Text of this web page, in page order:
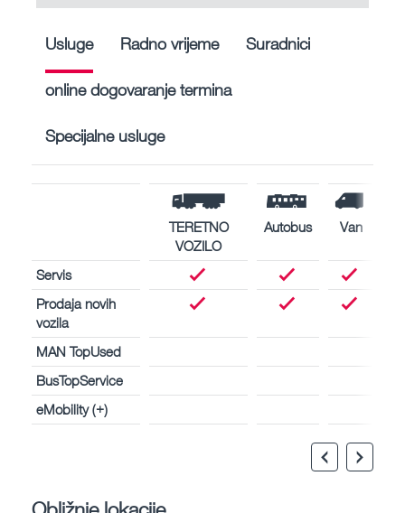
Usluge Radno vrijeme Suradnici
online dogovaranje termina
Specijalne usluge
TERETNO
VOZILO
Autobus Van
Servis
Prodaja novih
vozila
MAN TopUsed
BusTopService
eMobility (+)